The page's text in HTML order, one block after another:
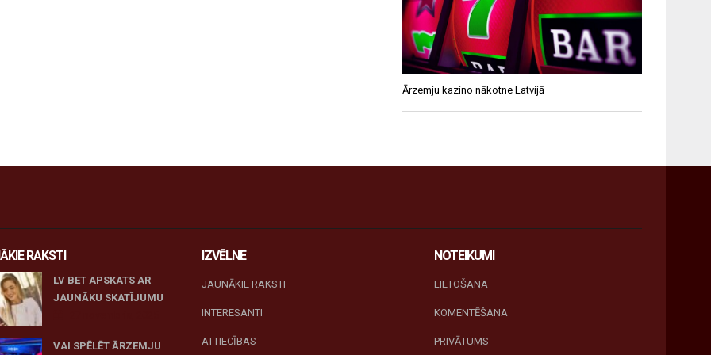
Ārzemju kazino nākotne Latvijā
RAKSTI
LV BET APSKATS AR
JAUNĀKU SKATĪJUMU
VAI SPĒLĒT ĀRZEMJU
IZVĒLNE
JAUNĀKIE RAKSTI
INTERESANTI
ATTIECĪBAS
NOTEIKUMI
LIETOŠANA
KOMENTĒŠANA
PRIVĀTUMS